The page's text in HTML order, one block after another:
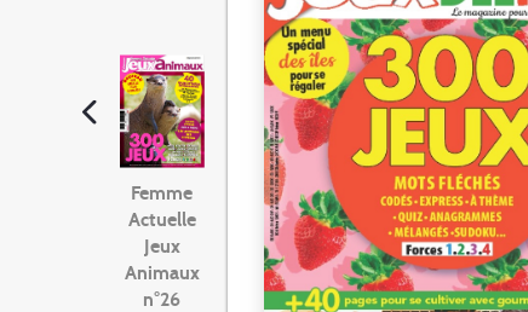
Femme
Actuelle
Jeux
Animaux
n°26